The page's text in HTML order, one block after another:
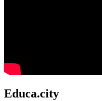
Educa.city